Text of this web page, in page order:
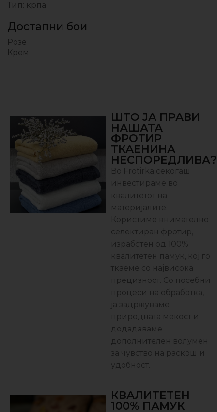
Тип: крпа
Достапни бои
Розе
Крем
ШТО ЈА ПРАВИ
НАШАТА
ФРОТИР
ТКАЕНИНА
НЕСПОРЕДЛИВА?
Во Frotirka секогаш
инвестираме во
квалитетот на
материјалите.
Користиме внимателно
селектиран фротир,
изработен од 100%
квалитетен памук, кој го
ткаеме со највисока
прецизност. Со посебни
процеси на обработка,
ја задржуваме
природната мекост и
додадаваме
дополнителен волумен
за чувство на раскош и
удобност.
КВАЛИТЕТЕН
100% ПАМУК